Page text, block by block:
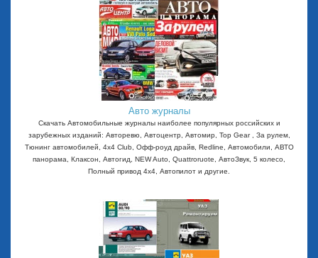
Авто журналы
Скачать Автомобильные журналы наиболее популярных российских и
зарубежных изданий: Авторевю, Автоцентр, Автомир, Top Gear , За рулем,
Тюнинг автомобилей, 4x4 Club, Офф-роуд драйв, Redline, Автомобили, АВТО
панорама, Клаксон, Автогид, NEW Auto, Quattroruote, АвтоЗвук, 5 колесо,
Полный привод 4х4, Автопилот и другие.